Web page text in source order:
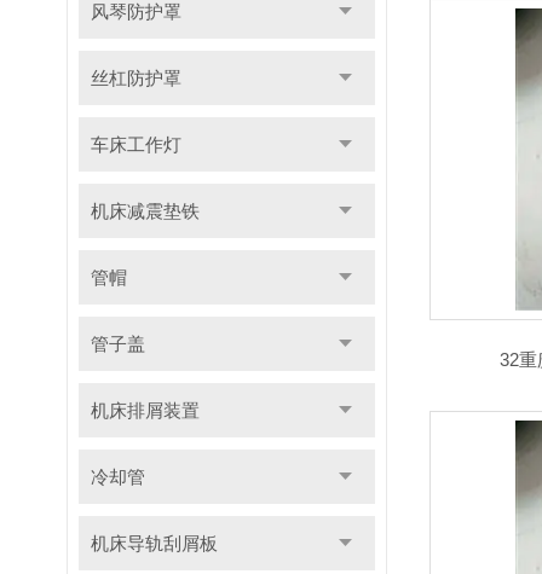
风琴防护罩
丝杠防护罩
车床工作灯
机床减震垫铁
管帽
管子盖
机床排屑装置
冷却管
机床导轨刮屑板
32重